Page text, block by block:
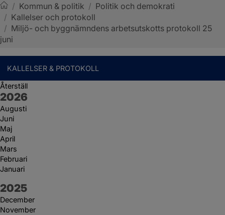
Sotenäs kommun
/ Kommun & politik / Politik och demokrati
/ Kallelser och protokoll
/ Miljö- och byggnämndens arbetsutskotts protokoll 25
juni
KALLELSER & PROTOKOLL
Återställ
År:
2026
Augusti
Juni
Maj
April
Mars
Februari
Januari
År:
2025
December
November